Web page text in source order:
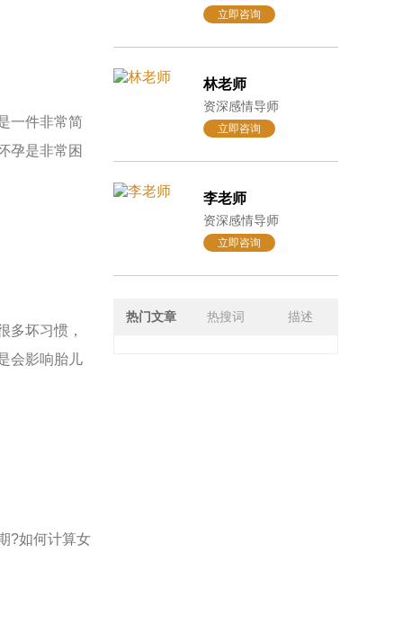
一件非常简
孕是非常困
多坏习惯，
会影响胎儿
?如何计算女
立即咨询
林老师
资深感情导师
立即咨询
李老师
资深感情导师
立即咨询
热门文章 热搜词 描述